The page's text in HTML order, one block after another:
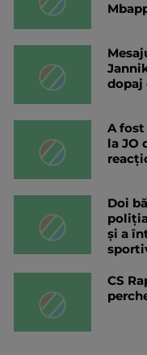
dopaj
A
la JO
Doi
și a
CS